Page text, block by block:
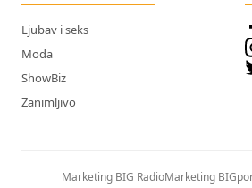
Ljubav i seks
Moda
ShowBiz
Zanimljivo
Marketing BIG RadioMarketing